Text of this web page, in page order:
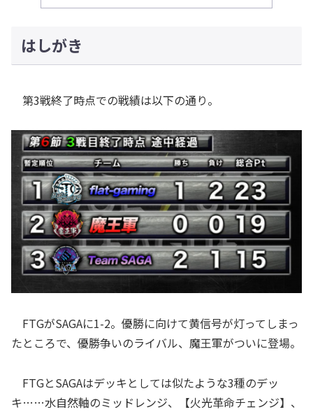
はしがき
第3戦終了時点での戦績は以下の通り。
FTGがSAGAに1-2。優勝に向けて黄信号が灯ってしまっ
たところで、優勝争いのライバル、魔王軍がついに登場。
FTGとSAGAはデッキとしては似たような3種のデッ
キ……水自然軸のミッドレンジ、【火光革命チェンジ】、